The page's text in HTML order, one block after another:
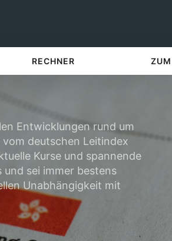
RECHNER
Entwicklungen rund um
deutschen Leitindex
Kurse und spannende
sei immer bestens
Unabhängigkeit mit